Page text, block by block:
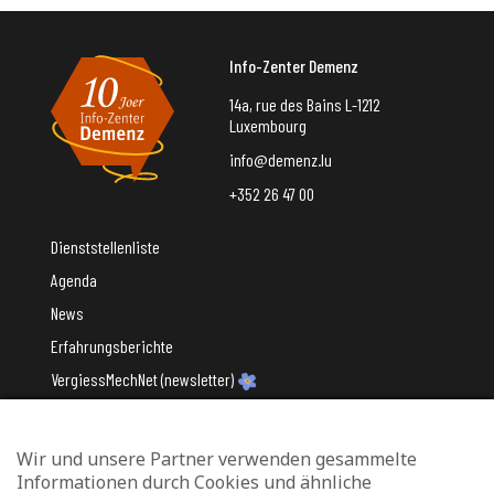
Info-Zenter Demenz
14a, rue des Bains L-1212
Luxembourg
info@demenz.lu
+352 26 47 00
Dienststellenliste
Agenda
News
Erfahrungsberichte
VergiessMechNet (newsletter)
Mit Unterstützung des
Wir und unsere Partner verwenden gesammelte
Informationen durch Cookies und ähnliche